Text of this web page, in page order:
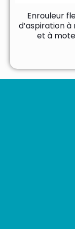
Enrouleur
d’aspiration
et à